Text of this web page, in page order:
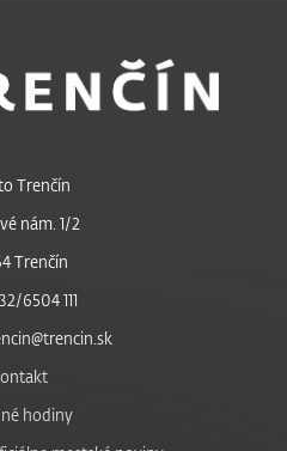
Trenčín
nám. 1/2
Trenčín
6504 111
hodiny